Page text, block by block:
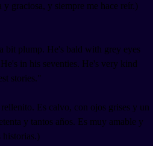
graciosa, y siempre me hace reír.)
bit plump. He's bald with grey eyes
in his seventies. He's very kind
stories."
Es calvo, con ojos grises y un
y tantos años. Es muy amable y
historias.)